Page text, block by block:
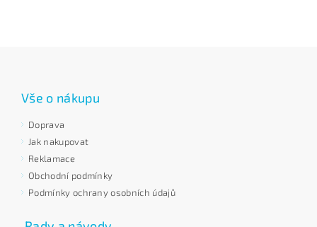
Vše o nákupu
Doprava
Jak nakupovat
Reklamace
Obchodní podmínky
Podmínky ochrany osobních údajů